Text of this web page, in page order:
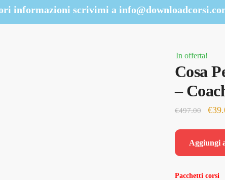
informazioni scrivimi a
In offerta!
Cosa
–
€497.00
Il
era:
€
Aggiungi
Pacchetti corsi